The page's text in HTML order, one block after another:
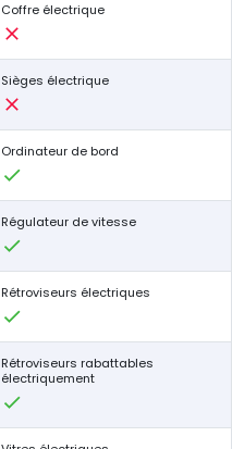
Coffre électrique
Sièges électrique
Ordinateur de bord
Régulateur de vitesse
Rétroviseurs électriques
Rétroviseurs rabattables
électriquement